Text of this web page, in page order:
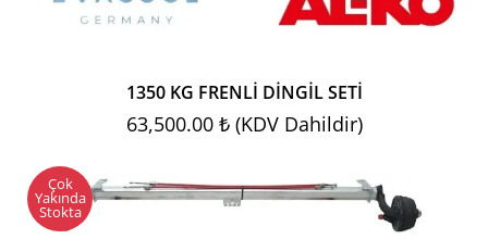
1350 KG FRENLİ DİNGİL SETİ
63,500.00 ₺ (KDV Dahildir)
Çok
Yakında
Stokta